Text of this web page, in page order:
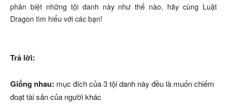
phân biệt những tội danh này như thế nào, hãy cùng Luật
Dragon tìm hiểu với các bạn!
Trả lời:
Giống nhau: mục đích của 3 tội danh này đều là muốn chiếm
đoạt tài sản của người khác